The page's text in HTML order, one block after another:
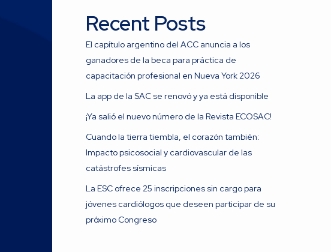
Recent Posts
El capítulo argentino del ACC anuncia a los
ganadores de la beca para práctica de
capacitación profesional en Nueva York 2026
La app de la SAC se renovó y ya está disponible
¡Ya salió el nuevo número de la Revista ECOSAC!
Cuando la tierra tiembla, el corazón también:
Impacto psicosocial y cardiovascular de las
catástrofes sísmicas
La ESC ofrece 25 inscripciones sin cargo para
jóvenes cardiólogos que deseen participar de su
próximo Congreso